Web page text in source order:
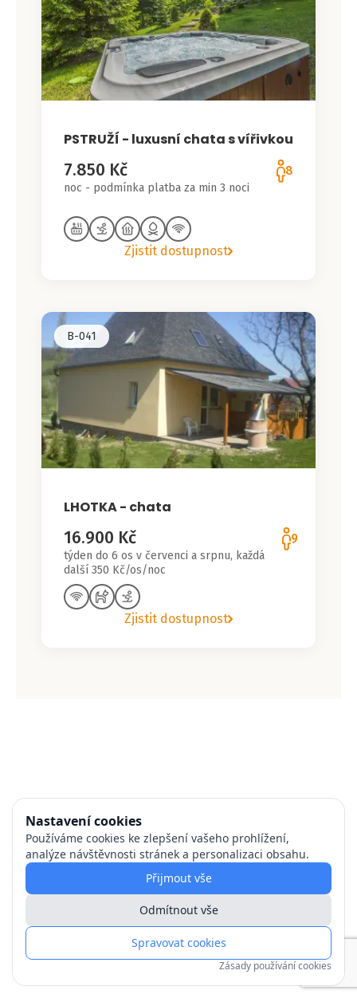
PSTRUŽÍ - luxusní chata s vířivkou
7.850 Kč
noc - podmínka platba za min 3 noci
8
Zjistit dostupnost
B-041
LHOTKA - chata
16.900 Kč
týden do 6 os v červenci a srpnu, každá
další 350 Kč/os/noc
9
Zjistit dostupnost
Nastavení cookies
Používáme cookies ke zlepšení vašeho prohlížení,
analýze návštěvnosti stránek a personalizaci obsahu.
Přijmout vše
Odmítnout vše
Spravovat cookies
Zásady používání cookies